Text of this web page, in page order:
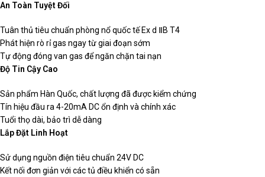
An Toàn Tuyệt Đối
Tuân thủ tiêu chuẩn phòng nổ quốc tế Ex d ⅡB T4
Phát hiện rò rỉ gas ngay từ giai đoạn sớm
Tự động đóng van gas để ngăn chặn tai nạn
Độ Tin Cậy Cao
Sản phẩm Hàn Quốc, chất lượng đã được kiểm chứng
Tín hiệu đầu ra 4-20mA DC ổn định và chính xác
Tuổi thọ dài, bảo trì dễ dàng
Lắp Đặt Linh Hoạt
Sử dụng nguồn điện tiêu chuẩn 24V DC
Kết nối đơn giản với các tủ điều khiển có sẵn